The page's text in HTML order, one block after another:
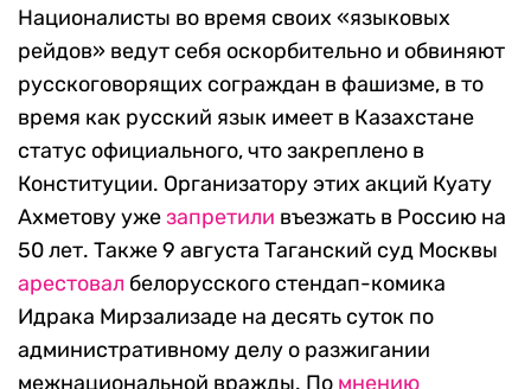
Националисты во время своих «языковых
рейдов» ведут себя оскорбительно и обвиняют
русскоговорящих сограждан в фашизме, в то
время как русский язык имеет в Казахстане
статус официального, что закреплено в
Конституции. Организатору этих акций Куату
Ахметову ужезапретили въезжать в Россию на
50 лет. Также 9 августа Таганский суд Москвы
арестовал белорусского стендап-комика
Идрака Мирзализаде на десять суток по
административному делу о разжигании
межнациональной вражды. По мнению